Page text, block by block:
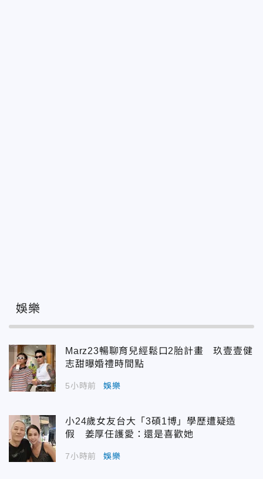
娛樂
Marz23暢聊育兒經鬆口2胎計畫 玖壹壹健
志甜曝婚禮時間點
5小時前 娛樂
小24歲女友台大「3碩1博」學歷遭疑造
假 姜厚任護愛：還是喜歡她
7小時前 娛樂